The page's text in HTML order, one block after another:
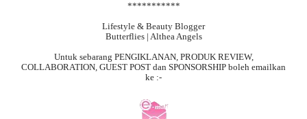
***********
Lifestyle & Beauty Blogger
Butterflies | Althea Angels
Untuk sebarang PENGIKLANAN, PRODUK REVIEW,
COLLABORATION, GUEST POST dan SPONSORSHIP boleh emailkan
ke :-